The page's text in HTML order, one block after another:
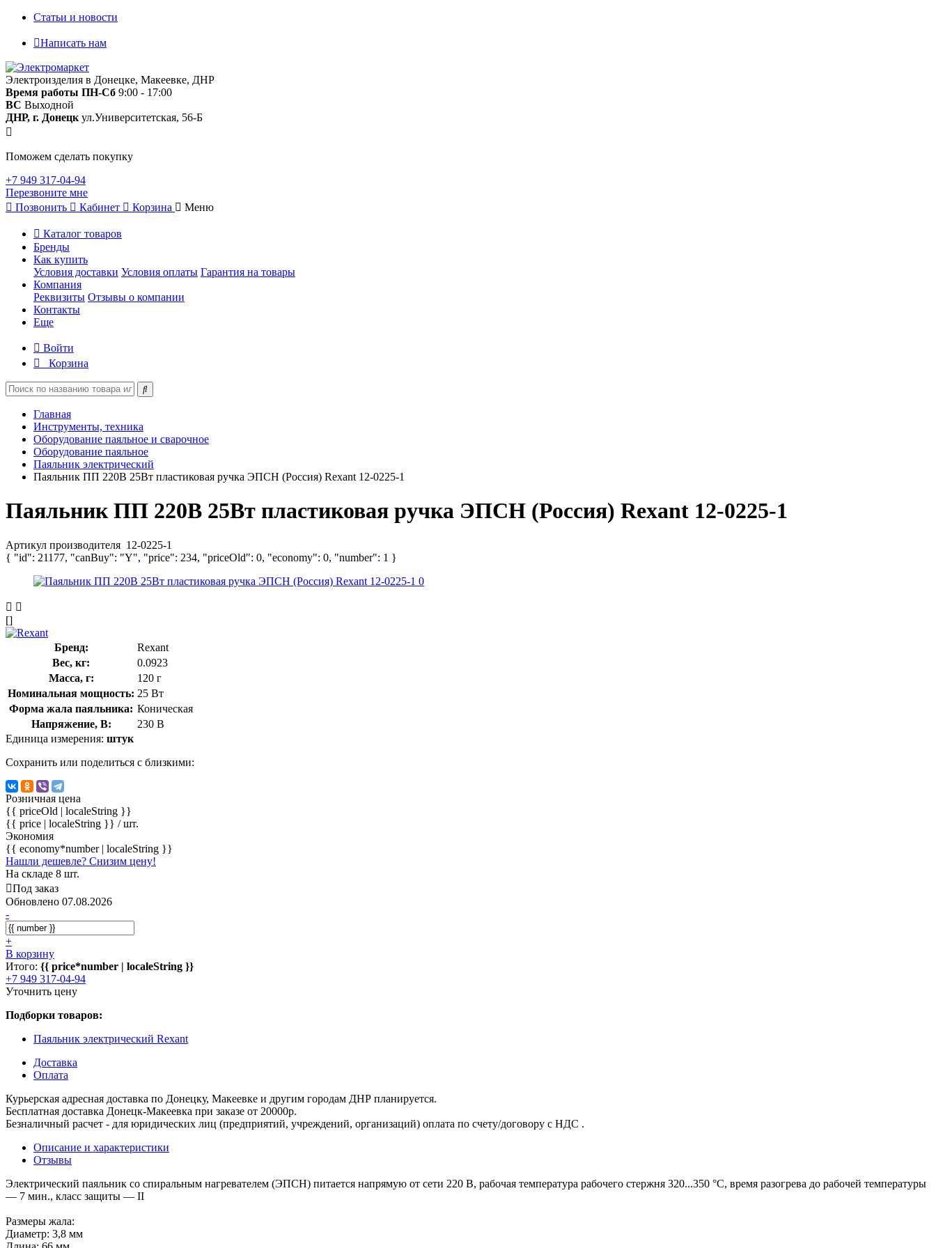
Статьи и новости
Написать нам
Электроизделия в Донецке, Макеевке, ДНР
Время работы ПН-Сб 9:00 - 17:00
ВС Выходной
ДНР, г. Донецк ул.Университетская, 56-Б
Поможем сделать покупку
+7 949 317-04-94
Перезвоните мне
Позвонить
Кабинет Корзина Меню
Каталог товаров
Бренды
Как купить
Условия доставки Условия оплаты Гарантия на товары
Компания
Реквизиты Отзывы о компании
Контакты
Еще
Войти
Корзина
Главная
Инструменты, техника
Оборудование паяльное и сварочное
Оборудование паяльное
Паяльник электрический
Паяльник ПП 220В 25Вт пластиковая ручка ЭПСН (Россия) Rexant 12-0225-1
Паяльник ПП 220В 25Вт пластиковая ручка ЭПСН (Россия) Rexant 12-0225-1
Артикул производителя 12-0225-1
{ "id": 21177, "canBuy": "Y", "price": 234, "priceOld": 0, "economy": 0, "number": 1 }
[]
Бренд:
Rexant
Вес, кг:
0.0923
Масса, г:
120 г
Номинальная мощность: 25 Вт
Форма жала паяльника: Коническая
Напряжение, В:
230 В
Единица измерения: штук
Сохранить или поделиться с близкими:
Розничная цена
{{ priceOld | localeString }}
{{ price | localeString }} / шт.
Экономия
{{ economy*number | localeString }}
Нашли дешевле? Снизим цену!
На складе 8 шт.
Под заказ
Обновлено 07.08.2026
-
+
В корзину
Итого: {{ price*number | localeString }}
+7 949 317-04-94
Уточнить цену
Подборки товаров:
Паяльник электрический Rexant
Доставка
Оплата
Курьерская адресная доставка по Донецку, Макеевке и другим городам ДНР планируется.
Бесплатная доставка Донецк-Макеевка при заказе от 20000р.
Безналичный расчет - для юридических лиц (предприятий, учреждений, организаций) оплата по счету/договору с НДС .
Описание и характеристики
Отзывы
Электрический паяльник со спиральным нагревателем (ЭПСН) питается напрямую от сети 220 В, рабочая температура рабочего стержня 320...350 °С, время разогрева до рабочей температуры
— 7 мин., класс защиты — II
Размеры жала:
Диаметр: 3,8 мм